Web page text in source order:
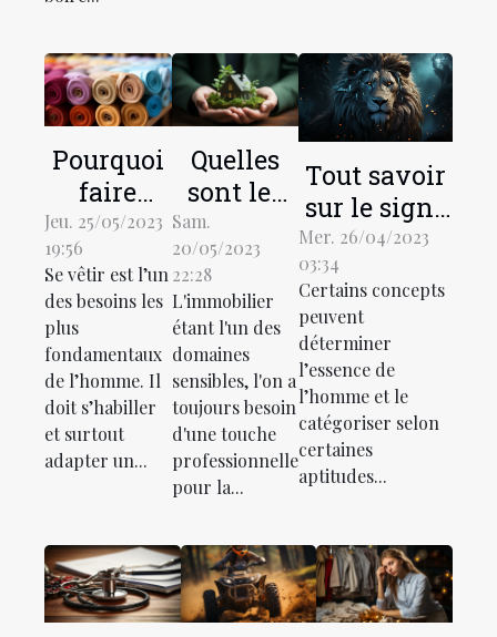
Pourquoi
faire
recours à
grossiste
textile en
ligne ?
Jeu. 25/05/2023
19:56
Se vêtir est l’un
des besoins les
plus
fondamentaux
de l’homme. Il
doit s’habiller
et surtout
adapter un...
Quelles
sont les
raisons de
solliciter
les
services
d'un
conseiller
habitat ?
Sam.
20/05/2023
22:28
L'immobilier
étant l'un des
domaines
sensibles, l'on a
toujours besoin
d'une touche
professionnelle
pour la...
Tout savoir
sur le signe
astrologique
Mer. 26/04/2023
03:34
Certains concepts
peuvent
déterminer
l’essence de
l’homme et le
catégoriser selon
certaines
aptitudes...